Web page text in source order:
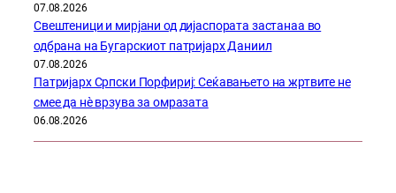
07.08.2026
Свештеници и мирјани од дијаспората застанаа во
одбрана на Бугарскиот патријарх Даниил
07.08.2026
Патријарх Српски Порфириј: Сеќавањето на жртвите не
смее да нѐ врзува за омразата
06.08.2026